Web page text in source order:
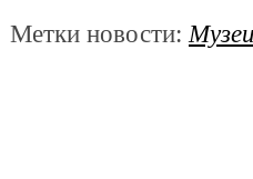
Метки новости:Музеи